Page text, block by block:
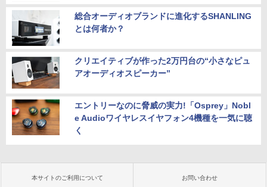
総合オーディオブランドに進化するSHANLING
とは何者か？
クリエイティブが作った2万円台の“小さなピュ
アオーディオスピーカー”
エントリーなのに脅威の実力!「Osprey」Nobl
e Audioワイヤレスイヤフォン4機種を一気に聴
く
本サイトのご利用について お問い合わせ